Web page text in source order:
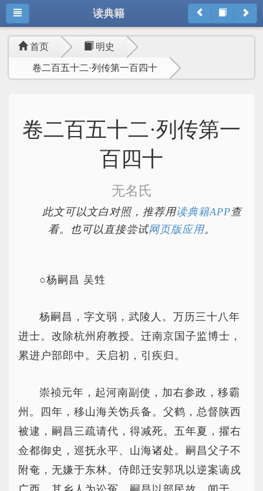
读典籍
首页 明史
卷二百五十二·列传第一百四十
卷二百五十二·列传第一
百四十
无名氏
此文可以文白对照，推荐用读典籍APP查
看。也可以直接尝试网页版应用。
○杨嗣昌 吴甡
杨嗣昌，字文弱，武陵人。万历三十八年
进士。改除杭州府教授。迁南京国子监博士，
累进户部郎中。天启初，引疾归。
崇祯元年，起河南副使，加右参政，移霸
州。四年，移山海关饬兵备。父鹤，总督陕西
被逮，嗣昌三疏请代，得减死。五年夏，擢右
佥都御史，巡抚永平、山海诸处。嗣昌父子不
附奄，无嫌于东林。侍郎迁安郭巩以逆案谪戍